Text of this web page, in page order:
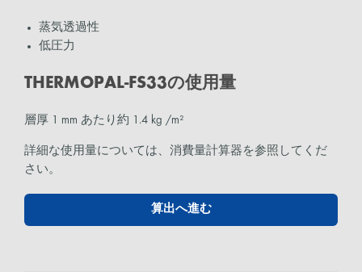
蒸気透過性
低圧力
THERMOPAL-FS33の使用量
層厚 1 mm あたり約 1.4 kg /m²
詳細な使用量については、消費量計算器を参照してくだ
さい。
算出へ進む